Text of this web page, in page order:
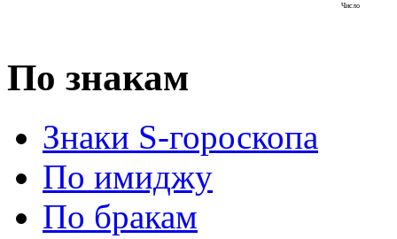
Число
По знакам
Знаки S-гороскопа
По имиджу
По бракам